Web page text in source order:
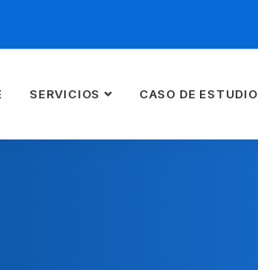
SERVICIOS CASO DE ESTUDIO